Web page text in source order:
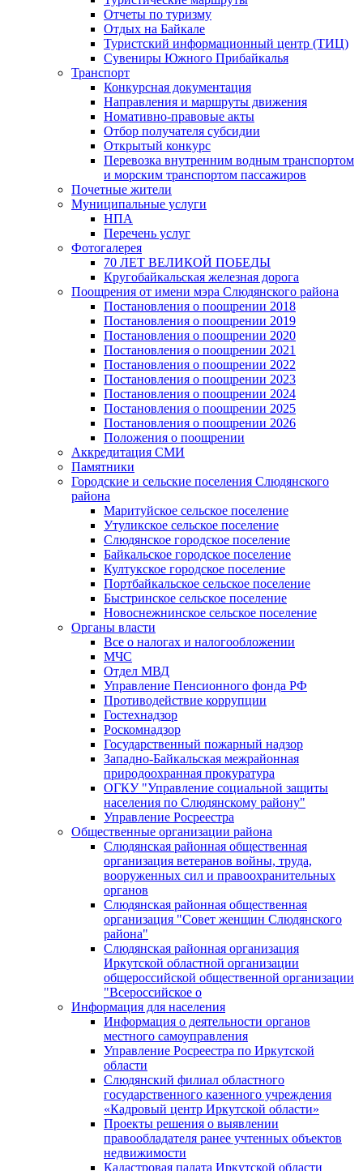
Отчеты по туризму
Отдых на Байкале
Туристский информационный центр (ТИЦ)
Сувениры Южного Прибайкалья
Транспорт
Конкурсная документация
Направления и маршруты движения
Номативно-правовые акты
Отбор получателя субсидии
Открытый конкурс
Перевозка внутренним водным транспортом
и морским транспортом пассажиров
Почетные жители
Муниципальные услуги
НПА
Перечень услуг
Фотогалерея
70 ЛЕТ ВЕЛИКОЙ ПОБЕДЫ
Кругобайкальская железная дорога
Поощрения от имени мэра Слюдянского района
Постановления о поощрении 2018
Постановления о поощрении 2019
Постановления о поощрении 2020
Постановления о поощрении 2021
Постановления о поощрении 2022
Постановления о поощрении 2023
Постановления о поощрении 2024
Постановления о поощрении 2025
Постановления о поощрении 2026
Положения о поощрении
Аккредитация СМИ
Памятники
Городские и сельские поселения Слюдянского
района
Маритуйское сельское поселение
Утуликское сельское поселение
Слюдянское городское поселение
Байкальское городское поселение
Култукское городское поселение
Портбайкальское сельское поселение
Быстринское сельское поселение
Новоснежнинское сельское поселение
Органы власти
Все о налогах и налогообложении
МЧС
Отдел МВД
Управление Пенсионного фонда РФ
Противодействие коррупции
Гостехнадзор
Роскомнадзор
Государственный пожарный надзор
Западно-Байкальская межрайонная
природоохранная прокуратура
ОГКУ "Управление социальной защиты
населения по Слюдянскому району"
Управление Росреестра
Общественные организации района
Слюдянская районная общественная
организация ветеранов войны, труда,
вооруженных сил и правоохранительных
органов
Слюдянская районная общественная
организация "Совет женщин Слюдянского
района"
Слюдянская районная организация
Иркутской областной организации
общероссийской общественной организации
"Всероссийское о
Информация для населения
Информация о деятельности органов
местного самоуправления
Управление Росреестра по Иркутской
области
Слюдянский филиал областного
государственного казенного учреждения
«Кадровый центр Иркутской области»
Проекты решения о выявлении
правообладателя ранее учтенных объектов
недвижимости
Кадастровая палата Иркутской области